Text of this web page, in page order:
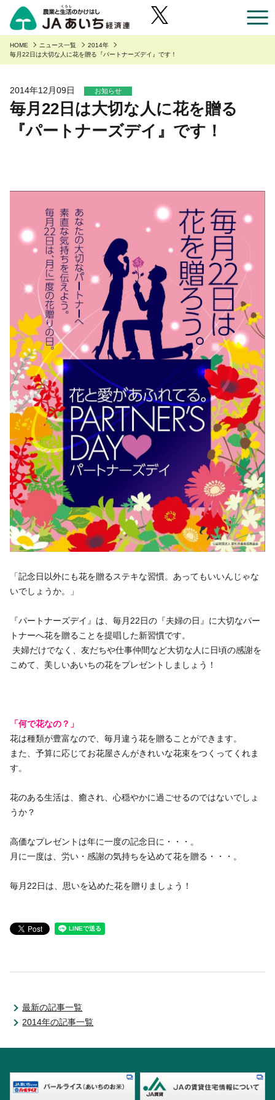
職員採用
アルバイト採用
リンク集
広報誌「かけはし」
お問い合わせ
お近くのJAのお店一覧
あいち産のご紹介
あいちの園芸
あいちの畜産・お肉
あいちの米・麦・大豆
安全・安心へのこだわり
安全・安心へのこだわり
あいち産 お米の安全・安心
あいちの農業
くらしに役立つ情報
Aコープ
グリーンセンター
食肉販売店
直営飲食店
JA-SS
JA葬祭
直営店のご紹介
「あいちJA-SS」公式サイト
「JA葬祭あいち」紹介ページ
JAの賃貸住宅
味のトラベル
JAタウン「あいちゴコロ」
いいね！あいち産料理レシピ
農家組合員の方へ
野菜・果物・花を生産の皆様へ
園芸部の取り組み
青果物の市況概要
牛肉・豚肉・鶏卵を生産の皆様へ
あいち産 畜産物情報ニュース
畜産・お肉市況表一覧
農畜産物衛生研究所
肥料・農薬について
肥料＆農薬通信
安心・安全の取り組みについて
営農支援センター
生産履歴管理システム
JAあいち版GAP
いきいき愛知
JAあいち経済連について
HOME ニュース一覧
2014年
毎月22日は大切な人に花を贈る『パートナーズデイ』です！
2014年12月09日 お知らせ
毎月22日は大切な人に花を贈る
『パートナーズデイ』です！
「記念日以外にも花を贈るステキな習慣。あってもいいんじゃな
いでしょうか。」
『パートナーズデイ』は、毎月22日の『夫婦の日』に大切なパー
トナーへ花を贈ることを提唱した新習慣です。
夫婦だけでなく、友だちや仕事仲間など大切な人に日頃の感謝を
こめて、美しいあいちの花をプレゼントしましょう！
「何で花なの？」
花は種類が豊富なので、毎月違う花を贈ることができます。
また、予算に応じてお花屋さんがきれいな花束をつくってくれま
す。
花のある生活は、癒され、心穏やかに過ごせるのではないでしょ
うか？
高価なプレゼントは年に一度の記念日に・・・。
月に一度は、労い・感謝の気持ちを込めて花を贈る・・・。
毎月22日は、思いを込めた花を贈りましょう！
最新の記事一覧
2014年の記事一覧